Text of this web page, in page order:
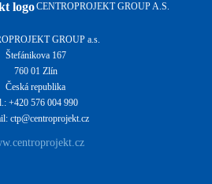
CENTROPROJEKT GROUP A.S.
GROUP a.s.
Štefánikova 167
760 01 Zlín
Česká republika
+420 576 004 990
ctp@centroprojekt.cz